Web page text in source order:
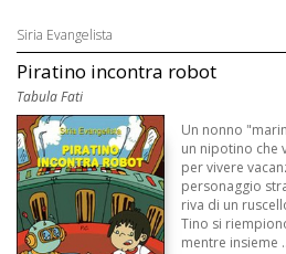
Siria Evangelista
Piratino incontra robot
Tabula Fati
Un nonno
un nipotino che
per vivere
personaggio
riva di un
Tino si
mentre insieme